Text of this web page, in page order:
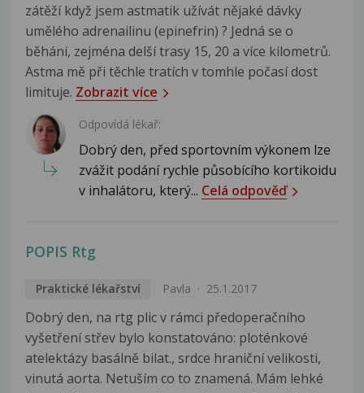
zátěží když jsem astmatik užívát nějaké dávky
umělého adrenailinu (epinefrin) ? Jedná se o
běhání, zejména delší trasy 15, 20 a více kilometrů.
Astma mě při těchle tratích v tomhle počasí dost
limituje. Zobrazit více
Odpovídá lékař:
Dobrý den, před sportovním výkonem lze
zvážit podání rychle působícího kortikoidu
v inhalátoru, který... Celá odpověď
POPIS Rtg
Praktické lékařství Pavla 25.1.2017
Dobrý den, na rtg plic v rámci předoperačního
vyšetření střev bylo konstatováno: ploténkové
atelektázy basálně bilat., srdce hraniční velikosti,
vinutá aorta. Netuším co to znamená. Mám lehké